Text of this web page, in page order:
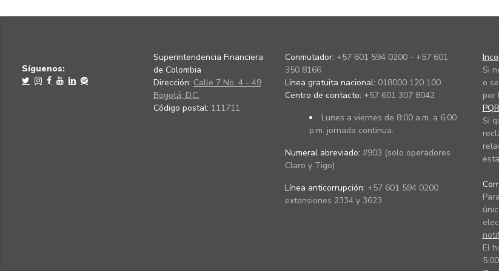
Síguenos:
Superintendencia Financiera
de Colombia
Dirección: Calle 7 No. 4 - 49
Bogotá, D.C.
Código postal: 111711
Conmutador: +57 601 594 0200 - +57 601
350 8166
Línea gratuita nacional: 018000 120 100
Centro de contacto: +57 601 307 8042
Lunes a viernes de 8:00 a.m. a 6:00
p.m. jornada continua.
Numeral abreviado: #903 (solo operadores
Claro y Tigo)
Línea anticorrupción: +57 601 594 0200
extensiones 2334 y 3623
Si
o
por
Si
El